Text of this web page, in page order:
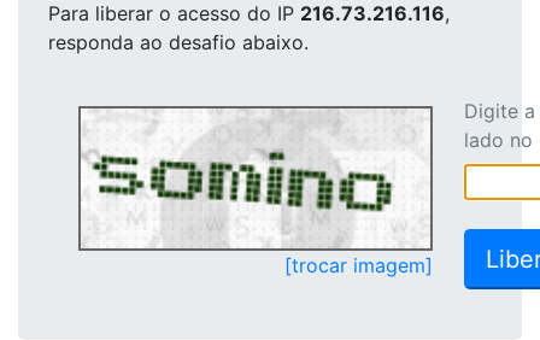
Para liberar o acesso do IP 216.73.216.116,
responda ao desafio abaixo.
[trocar imagem]
Digite
lado no